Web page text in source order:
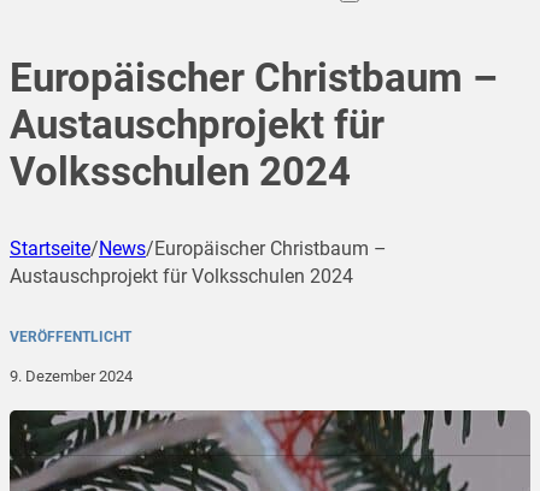
Europäischer Christbaum –
Austauschprojekt für
Volksschulen 2024
Startseite/News/Europäischer Christbaum –
Austauschprojekt für Volksschulen 2024
VERÖFFENTLICHT
9. Dezember 2024